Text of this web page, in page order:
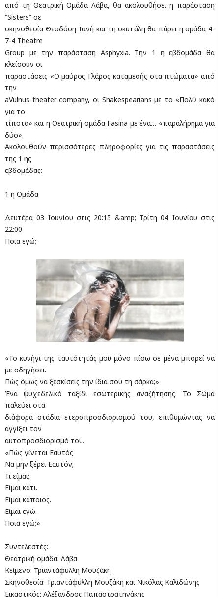
από τη Θεατρική Ομάδα Λάβα, θα ακολουθήσει η παράσταση
“Sisters” σε
σκηνοθεσία Θεοδόση Τανή και τη σκυτάλη θα πάρει η ομάδα 4-
7-4 Theatre
Group με την παράσταση Asphyxia. Την 1 η εβδομάδα θα
κλείσουν οι
παραστάσεις «Ο μαύρος Γλάρος καταμεσής στα πτώματα» από
την
aVulnus theater company, οι Shakespearians με το «Πολύ κακό
για το
τίποτα» και η Θεατρική ομάδα Fasina με ένα… «παραλήρημα για
δύο».
Ακολουθούν περισσότερες πληροφορίες για τις παραστάσεις
της 1 ης
εβδομάδας:
1 η Ομάδα
Δευτέρα 03 Ιουνίου στις 20:15 &amp; Τρίτη 04 Ιουνίου στις
22:00
Ποια εγώ;
«Το κυνήγι της ταυτότητάς μου μόνο πίσω σε μένα μπορεί να
με οδηγήσει.
Πώς όμως να ξεσκίσεις την ίδια σου τη σάρκα;»
Ένα ψυχεδελικό ταξίδι εσωτερικής αναζήτησης. Το Σώμα
παλεύει στα
διάφορα στάδια ετεροπροσδιορισμού του, επιθυμώντας να
αγγίξει τον
αυτοπροσδιορισμό του.
«Πώς γίνεται Εαυτός
Να μην ξέρει Εαυτόν;
Τι είμαι;
Είμαι κάτι.
Είμαι κάποιος.
Είμαι εγώ.
Ποια εγώ;»
Συντελεστές:
Θεατρική ομάδα: Λάβα
Κείμενο: Τριαντάφυλλη Μουζάκη
Σκηνοθεσία: Τριαντάφυλλη Μουζάκη και Νικόλας Καλιδώνης
Εικαστικός: Αλέξανδρος Παπαστρατηγάκης